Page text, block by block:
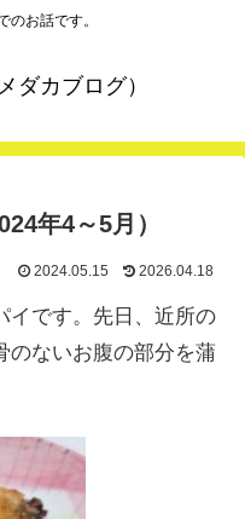
のお話です。
ダカブログ）
年4～5月）
2024.05.15 2026.04.18
イです。先日、近所の
のないお腹の部分を蒲